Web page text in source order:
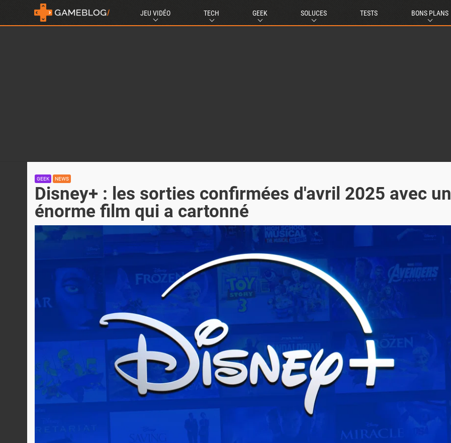
JEU VIDÉO TECH GEEK SOLUCES TESTS BONS PLANS
GEEK NEWS
Disney+ : les sorties confirmées d'avril 2025 avec un
énorme film qui a cartonné